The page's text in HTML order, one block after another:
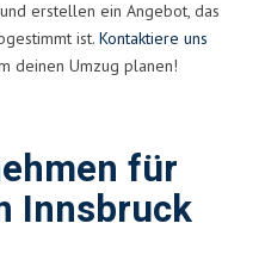
erstellen ein Angebot, das
ist. Kontaktiere uns
deinen Umzug planen!
für
Innsbruck